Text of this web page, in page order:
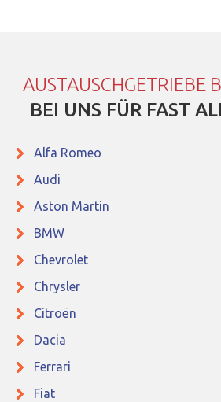
AUSTAUSCHGETRIEBE
BEI UNS FÜR FAST
Alfa Romeo
Audi
Aston Martin
BMW
Chevrolet
Chrysler
Citroën
Dacia
Ferrari
Fiat